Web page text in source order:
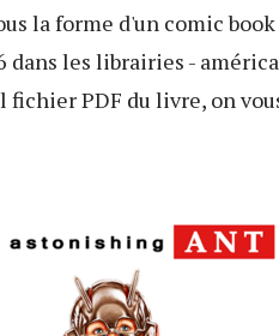
la forme d'un comic book
les librairies -
PDF du livre, on